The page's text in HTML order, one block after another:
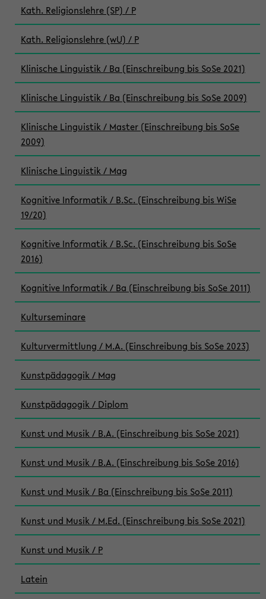
Kath. Religionslehre (SP) / P
Kath. Religionslehre (wU) / P
Klinische Linguistik / Ba (Einschreibung bis SoSe 2021)
Klinische Linguistik / Ba (Einschreibung bis SoSe 2009)
Klinische Linguistik / Master (Einschreibung bis SoSe
2009)
Klinische Linguistik / Mag
Kognitive Informatik / B.Sc. (Einschreibung bis WiSe
19/20)
Kognitive Informatik / B.Sc. (Einschreibung bis SoSe
2016)
Kognitive Informatik / Ba (Einschreibung bis SoSe 2011)
Kulturseminare
Kulturvermittlung / M.A. (Einschreibung bis SoSe 2023)
Kunstpädagogik / Mag
Kunstpädagogik / Diplom
Kunst und Musik / B.A. (Einschreibung bis SoSe 2021)
Kunst und Musik / B.A. (Einschreibung bis SoSe 2016)
Kunst und Musik / Ba (Einschreibung bis SoSe 2011)
Kunst und Musik / M.Ed. (Einschreibung bis SoSe 2021)
Kunst und Musik / P
Latein